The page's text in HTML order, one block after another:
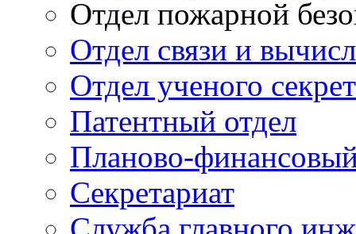
Отдел пожарной
Отдел связи и
Отдел ученого
Патентный отдел
Планово-
Секретариат